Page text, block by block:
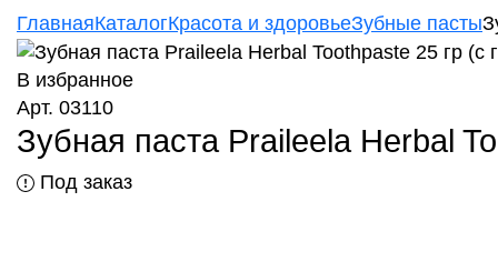
ГлавнаяКаталогКрасота и здоровьеЗубные пасты
В избранное
Арт. 03110
Зубная паста Praileela Herbal
Под заказ